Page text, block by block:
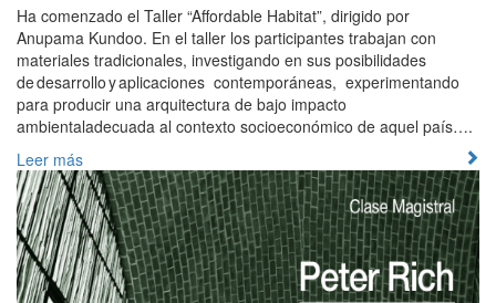
Ha comenzado el Taller “Affordable Habitat”, dirigido por
Anupama Kundoo. En el taller los participantes trabajan con
materiales tradicionales, investigando en sus posibilidades
de desarrollo y aplicaciones contemporáneas, experimentando
para producir una arquitectura de bajo impacto
ambientaladecuada al contexto socioeconómico de aquel país….
Leer más